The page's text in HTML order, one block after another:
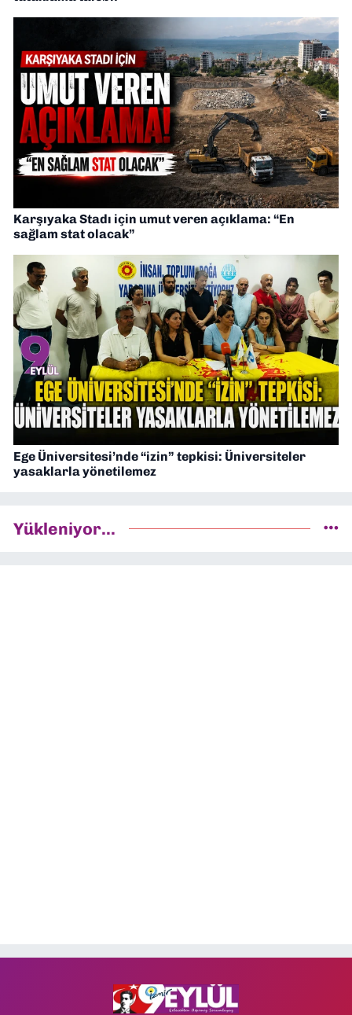
Karşıyaka Stadı için umut veren açıklama: “En
sağlam stat olacak”
Ege Üniversitesi’nde “izin” tepkisi: Üniversiteler
yasaklarla yönetilemez
Yükleniyor...